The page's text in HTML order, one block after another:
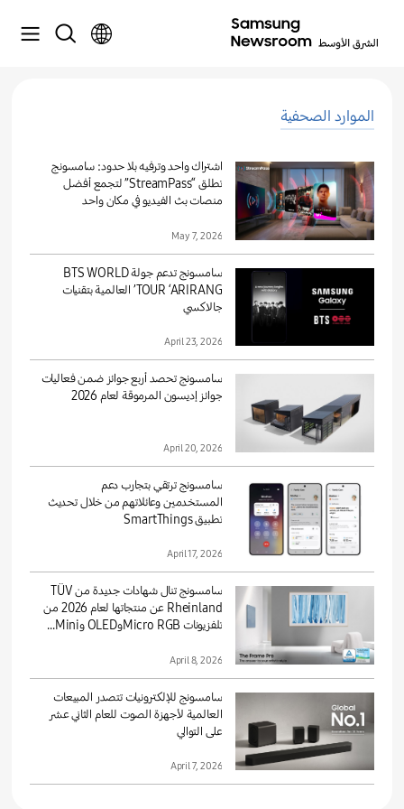
الموارد الصحفية
اشتراك واحد وترفيه بلا حدود: سامسونج
تطلق “StreamPass” لتجمع أفضل
منصات بث الفيديو في مكان واحد
May 7, 2026
سامسونج تدعم جولة BTS WORLD
TOUR ‘ARIRANG’ العالمية بتقنيات
جالاكسي
April 23, 2026
سامسونج تحصد أربع جوائز ضمن فعاليات
جوائز إديسون المرموقة لعام 2026
April 20, 2026
سامسونج ترتقي بتجارب دعم
المستخدمين وعائلاتهم من خلال تحديث
تطبيق SmartThings
April 17, 2026
سامسونج تنال شهادات جديدة من TÜV
Rheinland عن منتجاتها لعام 2026 من
تلفزيونات Micro RGBوOLED وMini...
April 8, 2026
سامسونج للإلكترونيات تتصدر المبيعات
العالمية لأجهزة الصوت للعام الثاني عشر
على التوالي
April 7, 2026